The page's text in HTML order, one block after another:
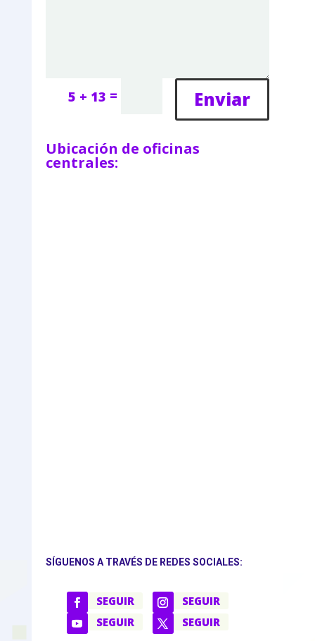
5 + 13 = Enviar
Ubicación de oficinas
centrales:
SÍGUENOS A TRAVÉS DE REDES SOCIALES:
SEGUIR
SEGUIR
SEGUIR
SEGUIR